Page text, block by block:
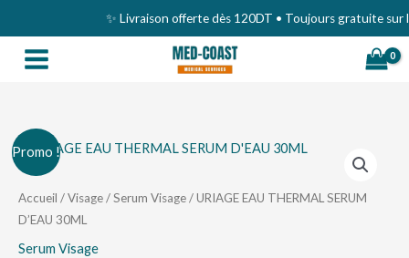
au
contenu
✨ Livraison offerte dès 120DT • Toujours gratuite sur le
Promo !
Accueil /Visage/Serum Visage/ URIAGE EAU THERMAL SERUM
D’EAU 30ML
Serum Visage
Le
prix
Le
prix
quantité
de
URIAGE
EAU
THERMAL